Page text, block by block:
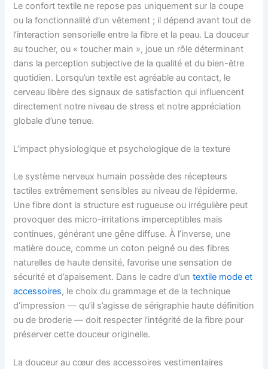
Le confort textile ne repose pas uniquement sur la coupe
ou la fonctionnalité d’un vêtement ; il dépend avant tout de
l’interaction sensorielle entre la fibre et la peau. La douceur
au toucher, ou « toucher main », joue un rôle déterminant
dans la perception subjective de la qualité et du bien-être
quotidien. Lorsqu’un textile est agréable au contact, le
cerveau libère des signaux de satisfaction qui influencent
directement notre niveau de stress et notre appréciation
globale d’une tenue.
L’impact physiologique et psychologique de la texture
Le système nerveux humain possède des récepteurs
tactiles extrêmement sensibles au niveau de l’épiderme.
Une fibre dont la structure est rugueuse ou irrégulière peut
provoquer des micro-irritations imperceptibles mais
continues, générant une gêne diffuse. À l’inverse, une
matière douce, comme un coton peigné ou des fibres
naturelles de haute densité, favorise une sensation de
sécurité et d’apaisement. Dans le cadre d’untextile mode et
accessoires, le choix du grammage et de la technique
d’impression — qu’il s’agisse de sérigraphie haute définition
ou de broderie — doit respecter l’intégrité de la fibre pour
préserver cette douceur originelle.
La douceur au cœur des accessoires vestimentaires